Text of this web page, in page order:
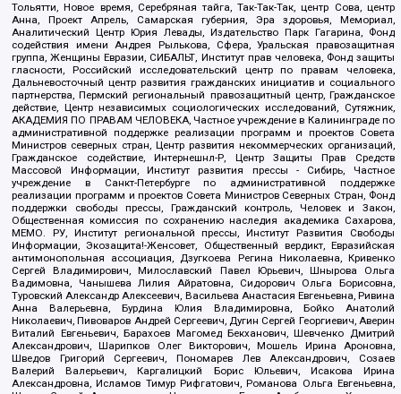
Тольятти, Новое время, Серебряная тайга, Так-Так-Так, центр Сова, центр
Анна, Проект Апрель, Самарская губерния, Эра здоровья, Мемориал,
Аналитический Центр Юрия Левады, Издательство Парк Гагарина, Фонд
содействия имени Андрея Рылькова, Сфера, Уральская правозащитная
группа, Женщины Евразии, СИБАЛЬТ, Институт прав человека, Фонд защиты
гласности, Российский исследовательский центр по правам человека,
Дальневосточный центр развития гражданских инициатив и социального
партнерства, Пермский региональный правозащитный центр, Гражданское
действие, Центр независимых социологических исследований, Сутяжник,
АКАДЕМИЯ ПО ПРАВАМ ЧЕЛОВЕКА, Частное учреждение в Калининграде по
административной поддержке реализации программ и проектов Совета
Министров северных стран, Центр развития некоммерческих организаций,
Гражданское содействие, Интернешнл-Р, Центр Защиты Прав Средств
Массовой Информации, Институт развития прессы - Сибирь, Частное
учреждение в Санкт-Петербурге по административной поддержке
реализации программ и проектов Совета Министров Северных Стран, Фонд
поддержки свободы прессы, Гражданский контроль, Человек и Закон,
Общественная комиссия по сохранению наследия академика Сахарова,
МЕМО. РУ, Институт региональной прессы, Институт Развития Свободы
Информации, Экозащита!-Женсовет, Общественный вердикт, Евразийская
антимонопольная ассоциация, Дзугкоева Регина Николаевна, Кривенко
Сергей Владимирович, Милославский Павел Юрьевич, Шнырова Ольга
Вадимовна, Чанышева Лилия Айратовна, Сидорович Ольга Борисовна,
Туровский Александр Алексеевич, Васильева Анастасия Евгеньевна, Ривина
Анна Валерьевна, Бурдина Юлия Владимировна, Бойко Анатолий
Николаевич, Пивоваров Андрей Сергеевич, Дугин Сергей Георгиевич, Аверин
Виталий Евгеньевич, Барахоев Магомед Бекханович, Шевченко Дмитрий
Александрович, Шарипков Олег Викторович, Мошель Ирина Ароновна,
Шведов Григорий Сергеевич, Пономарев Лев Александрович, Созаев
Валерий Валерьевич, Каргалицкий Борис Юльевич, Исакова Ирина
Александровна, Исламов Тимур Рифгатович, Романова Ольга Евгеньевна,